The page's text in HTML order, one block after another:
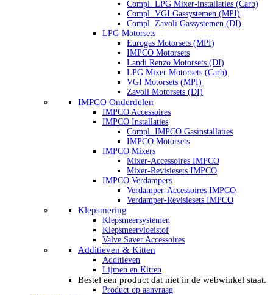
Compl. LPG Mixer-installaties (Carb)
Compl. VGI Gassystemen (MPI)
Compl. Zavoli Gassystemen (DI)
LPG-Motorsets
Eurogas Motorsets (MPI)
IMPCO Motorsets
Landi Renzo Motorsets (DI)
LPG Mixer Motorsets (Carb)
VGI Motorsets (MPI)
Zavoli Motorsets (DI)
IMPCO Onderdelen
IMPCO Accessoires
IMPCO Installaties
Compl. IMPCO Gasinstallaties
IMPCO Motorsets
IMPCO Mixers
Mixer-Accessoires IMPCO
Mixer-Revisiesets IMPCO
IMPCO Verdampers
Verdamper-Accessoires IMPCO
Verdamper-Revisiesets IMPCO
Klepsmering
Klepsmeersystemen
Klepsmeervloeistof
Valve Saver Accessoires
Additieven & Kitten
Additieven
Lijmen en Kitten
Bestel een product dat niet in de webwinkel staat.
Product op aanvraag